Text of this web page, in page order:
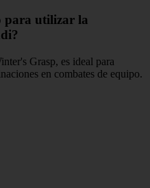
para utilizar la
Grasp, es ideal para
en combates de equipo.